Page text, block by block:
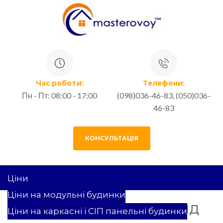
Час роботи:
Пн - Пт: 08:00 - 17:00
Телефони:
(098)036-46-83, (050)036-
46-83
КОНСУЛЬТАЦІЯ
Ціни
Ціни на модульні будинки
Ціни на каркасні і СІП панельні будинки
КАРКАСНИЙ БУДИНОК ПІД